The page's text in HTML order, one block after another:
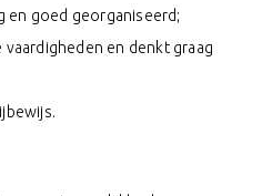
en goed georganiseerd;
en denkt graag